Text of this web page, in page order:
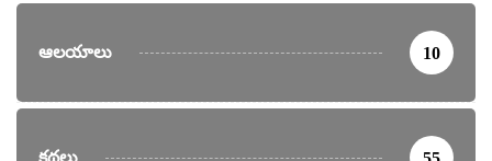
ఆలయాలు 10